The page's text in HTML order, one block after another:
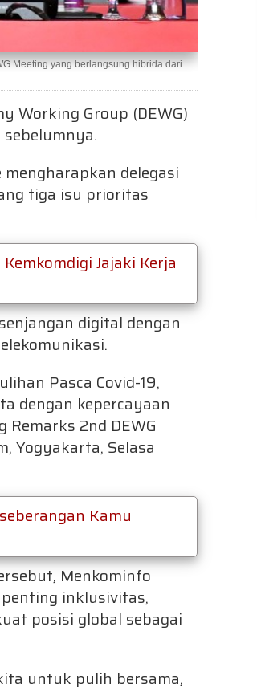
Meeting yang berlangsung hibrida dari
Working Group (DEWG)
delegasi
tiga isu prioritas
Jajaki Kerja
digital dengan
Pasca Covid-19,
dengan kepercayaan
2nd DEWG
Yogyakarta, Selasa
Kamu
Menkominfo
inklusivitas,
posisi global sebagai
untuk pulih bersama,